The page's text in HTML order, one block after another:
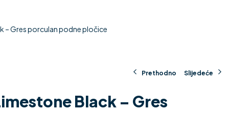
– Gres porculan podne pločice
Prethodno Slijedeće
Black – Gres